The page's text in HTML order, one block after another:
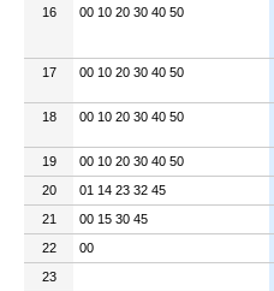
16
00 10 20 30 40 50
17
00 10 20 30 40 50
18
00 10 20 30 40 50
19
00 10 20 30 40 50
20
01 14 23 32 45
21
00 15 30 45
22
00
23